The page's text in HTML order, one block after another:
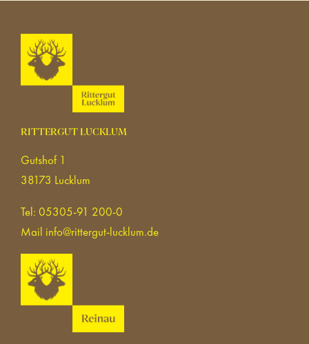
RITTERGUT LUCKLUM
Gutshof 1
38173 Lucklum
Tel: 05305-91 200-0
Mail info@rittergut-lucklum.de